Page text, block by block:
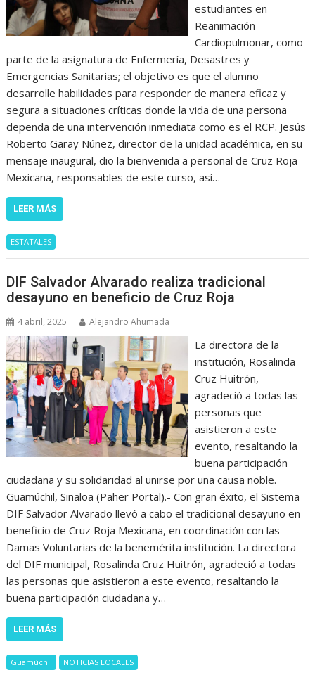
estudiantes en
Reanimación
Cardiopulmonar, como
parte de la asignatura de Enfermería, Desastres y
Emergencias Sanitarias; el objetivo es que el alumno
desarrolle habilidades para responder de manera eficaz y
segura a situaciones críticas donde la vida de una persona
dependa de una intervención inmediata como es el RCP. Jesús
Roberto Garay Núñez, director de la unidad académica, en su
mensaje inaugural, dio la bienvenida a personal de Cruz Roja
Mexicana, responsables de este curso, así…
LEER MÁS
ESTATALES
DIF Salvador Alvarado realiza tradicional
desayuno en beneficio de Cruz Roja
4 abril, 2025 Alejandro Ahumada
La directora de la
institución, Rosalinda
Cruz Huitrón,
agradeció a todas las
personas que
asistieron a este
evento, resaltando la
buena participación
ciudadana y su solidaridad al unirse por una causa noble.
Guamúchil, Sinaloa (Paher Portal).- Con gran éxito, el Sistema
DIF Salvador Alvarado llevó a cabo el tradicional desayuno en
beneficio de Cruz Roja Mexicana, en coordinación con las
Damas Voluntarias de la benemérita institución. La directora
del DIF municipal, Rosalinda Cruz Huitrón, agradeció a todas
las personas que asistieron a este evento, resaltando la
buena participación ciudadana y…
LEER MÁS
Guamúchil NOTICIAS LOCALES